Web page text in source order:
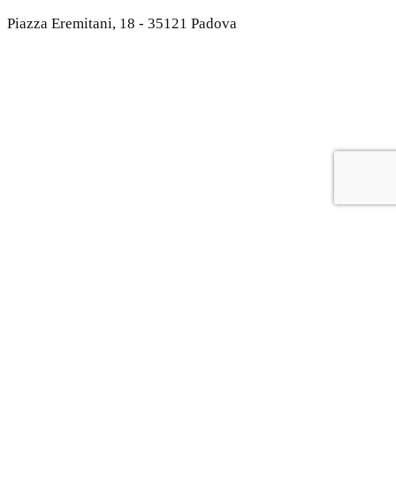
Piazza Eremitani, 18 - 35121 Padova